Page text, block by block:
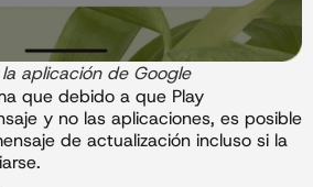
aplicación de Google
que debido a que Play
y no las aplicaciones, es posible
de actualización incluso si la